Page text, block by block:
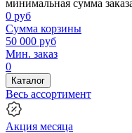
минимальная сумма
0 руб
Сумма корзины
50 000 руб
Мин. заказ
0
Каталог
Весь ассортимент
Акция месяца